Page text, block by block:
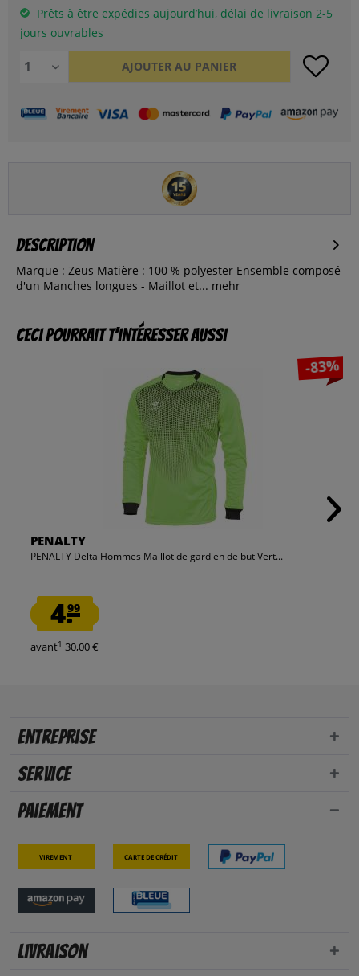
Prêts à être expédies aujourd’hui, délai de livraison 2-5
jours ouvrables
AJOUTER AU PANIER
Description
Marque : Zeus Matière : 100 % polyester Ensemble composé
d'un Manches longues - Maillot et... mehr
Ceci pourrait t’intéresser aussi
-83%
PENALTY
PENALTY Delta Hommes Maillot de gardien de but Vert...
4.99
avant1 30,00 €
Entreprise
Service
Paiement
Virement Carte de crédit
Livraison